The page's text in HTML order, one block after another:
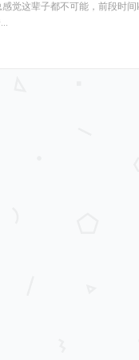
觉这辈子都不可能，前段时间